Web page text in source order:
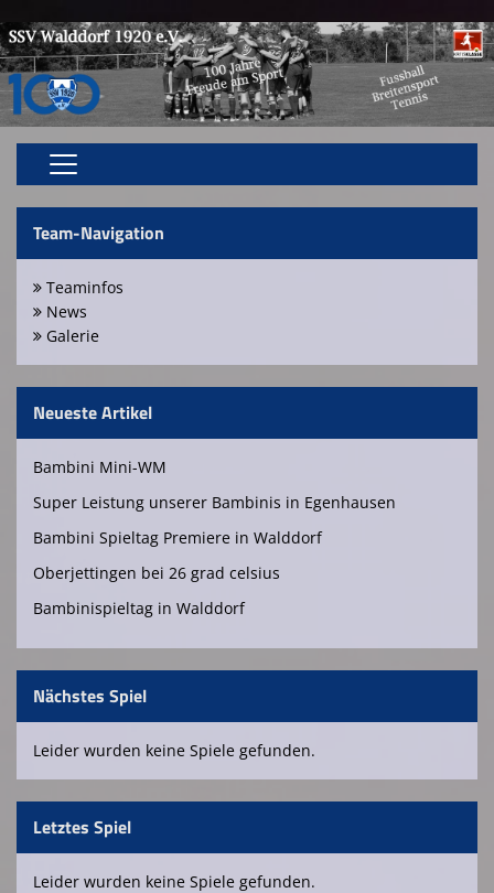
Home
Aktive
Jugend
Breitensport
Vereinsnews
Bildergalerie
Spielplan
Platzreservierung Tennishalle Walddorf
Kursangebote SSV Walddorf
Team-Navigation
Teaminfos
News
Galerie
Neueste Artikel
Bambini Mini-WM
Super Leistung unserer Bambinis in Egenhausen
Bambini Spieltag Premiere in Walddorf
Oberjettingen bei 26 grad celsius
Bambinispieltag in Walddorf
Nächstes Spiel
Leider wurden keine Spiele gefunden.
Letztes Spiel
Leider wurden keine Spiele gefunden.